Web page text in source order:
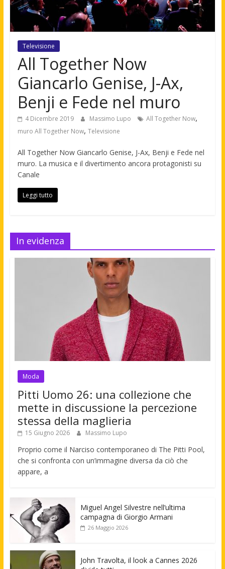
Televisione
All Together Now
Giancarlo Genise, J-Ax,
Benji e Fede nel muro
4 Dicembre 2019 Massimo Lupo All Together Now,
muro All Together Now, Televisione
All Together Now Giancarlo Genise, J-Ax, Benji e Fede nel
muro. La musica e il divertimento ancora protagonisti su
Canale
Leggi tutto
In evidenza
Moda
Pitti Uomo 26: una collezione che
mette in discussione la percezione
stessa della maglieria
15 Giugno 2026 Massimo Lupo
Proprio come il Narciso contemporaneo di The Pitti Pool,
che si confronta con un’immagine diversa da ciò che
appare, a
Miguel Angel Silvestre nell’ultima
campagna di Giorgio Armani
26 Maggio 2026
John Travolta, il look a Cannes 2026